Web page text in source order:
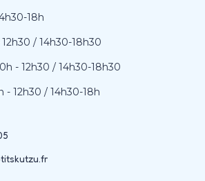
18h
12h30 / 14h30-18h30
- 12h30 / 14h30-18h30
- 12h30 / 14h30-18h